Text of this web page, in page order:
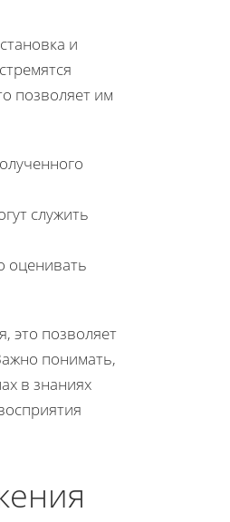
и
позволяет им
служить
оценивать
это позволяет
понимать,
в знаниях